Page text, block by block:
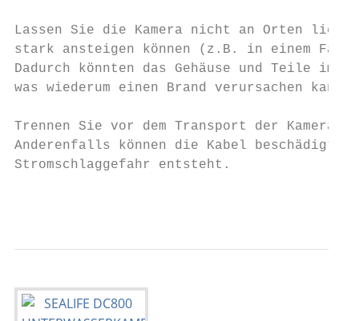
Lassen Sie die Kamera nicht an Orten
stark ansteigen können (z.B. in einem
Dadurch könnten das Gehäuse und Teile im
was wiederum einen Brand verursachen kann.
Trennen Sie vor dem Transport der Kamera
Anderenfalls können die Kabel beschädigt
Stromschlaggefahr entsteht.